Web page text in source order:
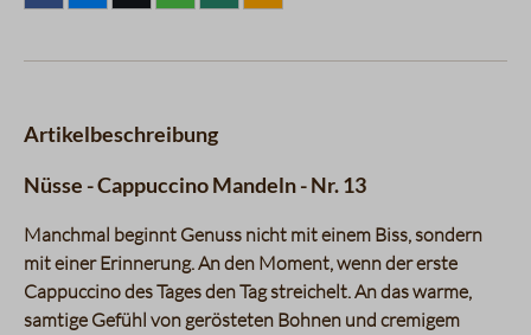
Artikelbeschreibung
Nüsse - Cappuccino Mandeln - Nr. 13
Manchmal beginnt Genuss nicht mit einem Biss, sondern
mit einer Erinnerung. An den Moment, wenn der erste
Cappuccino des Tages den Tag streichelt. An das warme,
samtige Gefühl von gerösteten Bohnen und cremigem